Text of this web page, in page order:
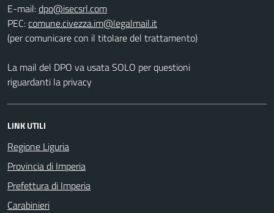
E-mail:
PEC:
(per comunicare con il titolare del trattamento)
La mail del DPO va usata SOLO per questioni
riguardanti la privacy
LINK UTILI
Regione Liguria
Provincia di Imperia
Prefettura di Imperia
Carabinieri